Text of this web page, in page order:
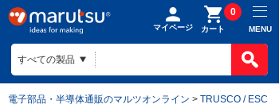
マイページ カート
0
MENU
電子部品・半導体通販のマルツオンライン > TRUSCO / ESC